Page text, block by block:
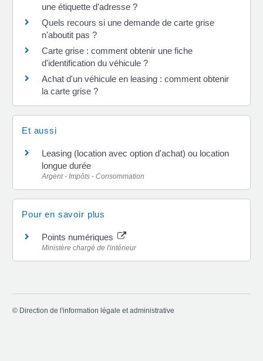
une étiquette d'adresse ?
Quels recours si une demande de carte grise
n'aboutit pas ?
Carte grise : comment obtenir une fiche
d'identification du véhicule ?
Achat d'un véhicule en leasing : comment obtenir
la carte grise ?
Et aussi
Leasing (location avec option d'achat) ou location
longue durée
Argent - Impôts - Consommation
Pour en savoir plus
Points numériques
Ministère chargé de l'intérieur
© Direction de l'information légale et administrative